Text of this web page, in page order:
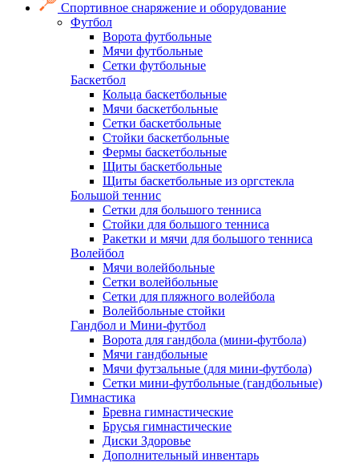
Спортивное снаряжение и оборудование
Футбол
Ворота футбольные
Мячи футбольные
Сетки футбольные
Баскетбол
Кольца баскетбольные
Мячи баскетбольные
Сетки баскетбольные
Стойки баскетбольные
Фермы баскетбольные
Щиты баскетбольные
Щиты баскетбольные из оргстекла
Большой теннис
Сетки для большого тенниса
Стойки для большого тенниса
Ракетки и мячи для большого тенниса
Волейбол
Мячи волейбольные
Сетки волейбольные
Сетки для пляжного волейбола
Волейбольные стойки
Гандбол и Мини-футбол
Ворота для гандбола (мини-футбола)
Мячи гандбольные
Мячи футзальные (для мини-футбола)
Сетки мини-футбольные (гандбольные)
Гимнастика
Бревна гимнастические
Брусья гимнастические
Диски Здоровье
Дополнительный инвентарь